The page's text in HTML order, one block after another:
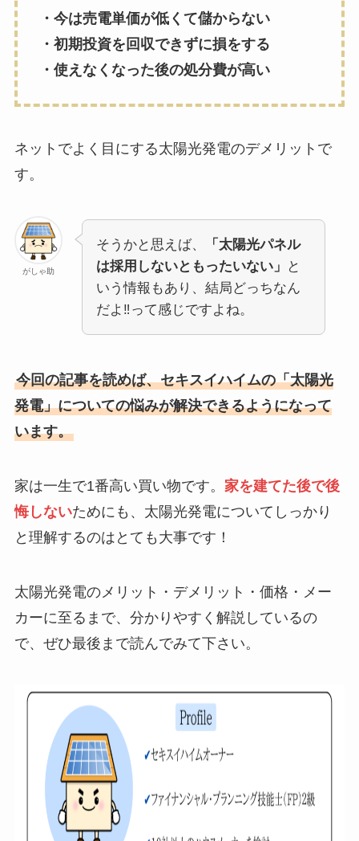
・今は売電単価が低くて儲からない
・初期投資を回収できずに損をする
・使えなくなった後の処分費が高い
ネットでよく目にする太陽光発電のデメリットで
す。
がしゃ助
そうかと思えば、
「太陽光パネル
は採用しないともったいない」
と
いう情報もあり、結局どっちなん
だよ‼って感じですよね。
今回の記事を読めば、セキスイハイムの「太陽光
発電」についての悩みが解決できるようになって
います。
家は一生で1番高い買い物です。 家を建てた後で後
悔しないためにも、太陽光発電についてしっかり
と理解するのはとても大事です！
太陽光発電のメリット・デメリット・価格・メー
カーに至るまで、分かりやすく解説しているの
で、ぜひ最後まで読んでみて下さい。